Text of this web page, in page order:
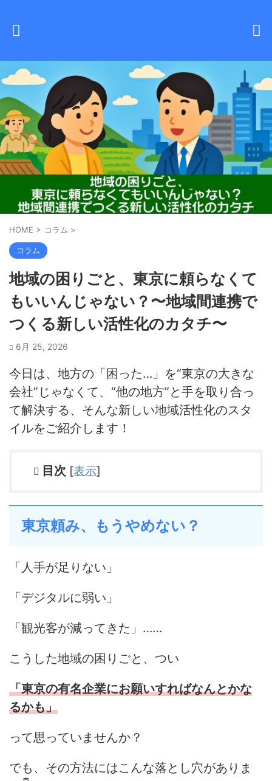
HOME > コラム >
コラム
地域の困りごと、東京に頼らなくて
もいいんじゃない？〜地域間連携で
つくる新しい活性化のカタチ〜
6月 25, 2026
今日は、地方の「困った…」を“東京の大きな
会社”じゃなくて、“他の地方”と手を取り合っ
て解決する、そんな新しい地域活性化のスタ
イルをご紹介します！
目次 [表示]
東京頼み、もうやめない？
「人手が足りない」
「デジタルに弱い」
「観光客が減ってきた」……
こうした地域の困りごと、つい
「東京の有名企業にお願いすればなんとかな
るかも」
って思っていませんか？
でも、その方法にはこんな落とし穴がありま